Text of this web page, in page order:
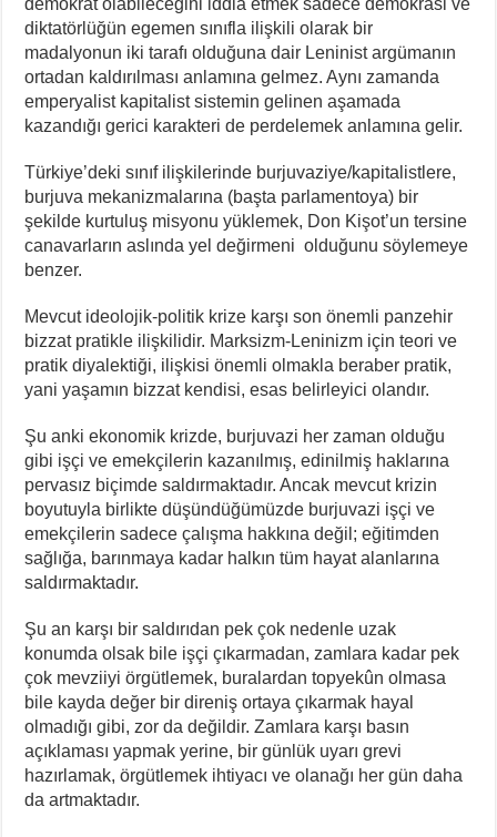
diktatörlüğün egemen sınıfla ilişkili olarak bir
madalyonun iki tarafı olduğuna dair Leninist argümanın
ortadan kaldırılması anlamına gelmez. Aynı zamanda
emperyalist kapitalist sistemin gelinen aşamada
kazandığı gerici karakteri de perdelemek anlamına gelir.
Türkiye’deki sınıf ilişkilerinde burjuvaziye/kapitalistlere,
burjuva mekanizmalarına (başta parlamentoya) bir
şekilde kurtuluş misyonu yüklemek, Don Kişot’un tersine
canavarların aslında yel değirmeni olduğunu söylemeye
benzer.
Mevcut ideolojik-politik krize karşı son önemli panzehir
bizzat pratikle ilişkilidir. Marksizm-Leninizm için teori ve
pratik diyalektiği, ilişkisi önemli olmakla beraber pratik,
yani yaşamın bizzat kendisi, esas belirleyici olandır.
Şu anki ekonomik krizde, burjuvazi her zaman olduğu
gibi işçi ve emekçilerin kazanılmış, edinilmiş haklarına
pervasız biçimde saldırmaktadır. Ancak mevcut krizin
boyutuyla birlikte düşündüğümüzde burjuvazi işçi ve
emekçilerin sadece çalışma hakkına değil; eğitimden
sağlığa, barınmaya kadar halkın tüm hayat alanlarına
saldırmaktadır.
Şu an karşı bir saldırıdan pek çok nedenle uzak
konumda olsak bile işçi çıkarmadan, zamlara kadar pek
çok mevziiyi örgütlemek, buralardan topyekûn olmasa
bile kayda değer bir direniş ortaya çıkarmak hayal
olmadığı gibi, zor da değildir. Zamlara karşı basın
açıklaması yapmak yerine, bir günlük uyarı grevi
hazırlamak, örgütlemek ihtiyacı ve olanağı her gün daha
da artmaktadır.